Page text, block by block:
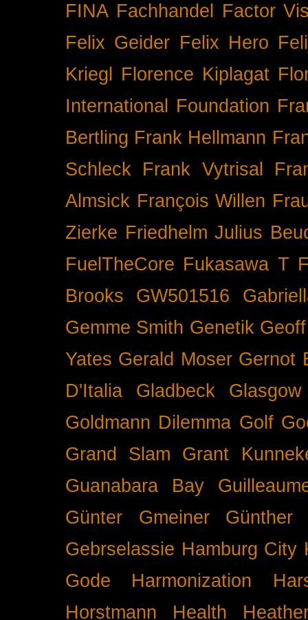
FINA Fachhandel
Factor
Felix Geider Felix Hero
Kriegl
Florence Kiplagat
International
Foundation
Bertling Frank Hellmann
Schleck Frank Vytrisal
Almsick François Willen
Zierke Friedhelm Julius
FuelTheCore Fukasawa T
Brooks
GW501516
Gemme Smith Genetik
Yates Gerald Moser Gernot
D'Italia
Gladbeck
Glasgow
Goldmann Dilemma Golf
Grand Slam
Grant
Guanabara Bay
Günter Gmeiner
Günther
Gebrselassie Hamburg City
Gode
Harmonization
Horstmann
Health